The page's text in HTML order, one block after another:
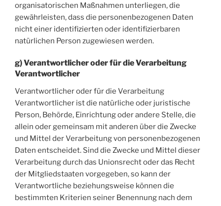
organisatorischen Maßnahmen unterliegen, die
gewährleisten, dass die personenbezogenen Daten
nicht einer identifizierten oder identifizierbaren
natürlichen Person zugewiesen werden.
g) Verantwortlicher oder für die Verarbeitung
Verantwortlicher
Verantwortlicher oder für die Verarbeitung
Verantwortlicher ist die natürliche oder juristische
Person, Behörde, Einrichtung oder andere Stelle, die
allein oder gemeinsam mit anderen über die Zwecke
und Mittel der Verarbeitung von personenbezogenen
Daten entscheidet. Sind die Zwecke und Mittel dieser
Verarbeitung durch das Unionsrecht oder das Recht
der Mitgliedstaaten vorgegeben, so kann der
Verantwortliche beziehungsweise können die
bestimmten Kriterien seiner Benennung nach dem